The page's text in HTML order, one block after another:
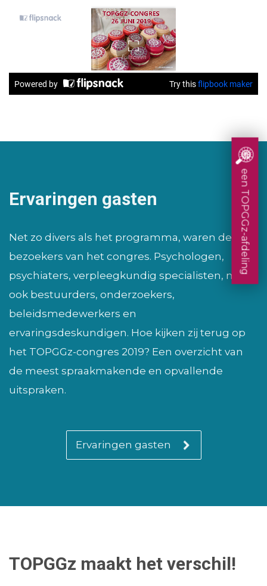
een TOPGGz-afdeling
Ervaringen gasten
Net zo divers als het programma, waren de
bezoekers van het congres. Psychologen,
psychiaters, verpleegkundig specialisten, maar
ook bestuurders, onderzoekers,
beleidsmedewerkers en
ervaringsdeskundigen. Hoe kijken zij terug op
het TOPGGz-congres 2019? Een overzicht van
de meest spraakmakende en opvallende
uitspraken.
Ervaringen gasten
TOPGGz maakt het verschil!